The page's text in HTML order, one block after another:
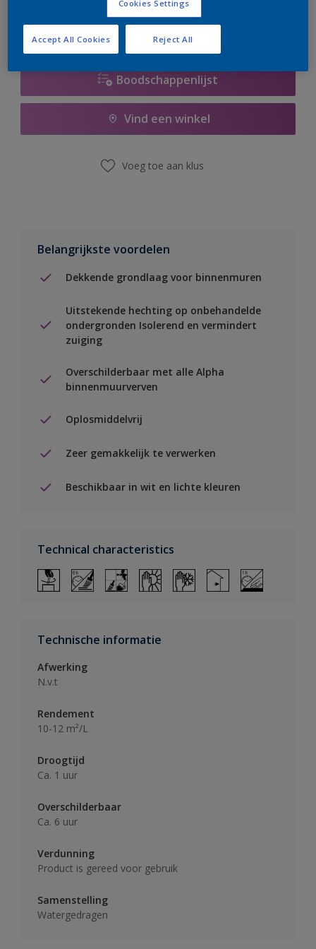
Boodschappenlijst
Vind een winkel
Voeg toe aan klus
Belangrijkste voordelen
Dekkende grondlaag voor binnenmuren
Uitstekende hechting op onbehandelde
ondergronden Isolerend en vermindert
zuiging
Overschilderbaar met alle Alpha
binnenmuurverven
Oplosmiddelvrij
Zeer gemakkelijk te verwerken
Beschikbaar in wit en lichte kleuren
Technical characteristics
Technische informatie
Afwerking
N.v.t
Rendement
10-12 m²/L
Droogtijd
Ca. 1 uur
Overschilderbaar
Ca. 6 uur
Verdunning
Product is gereed voor gebruik
Samenstelling
Watergedragen
Cookies Settings
Reject All
Accept All Cookies